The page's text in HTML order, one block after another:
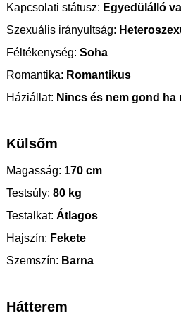
Kapcsolati státusz: Egyedülálló
Szexuális irányultság:
Féltékenység: Soha
Romantika: Romantikus
Háziállat: Nincs és nem gond ha
Külsőm
Magasság: 170 cm
Testsúly: 80 kg
Testalkat: Átlagos
Hajszín: Fekete
Szemszín: Barna
Hátterem